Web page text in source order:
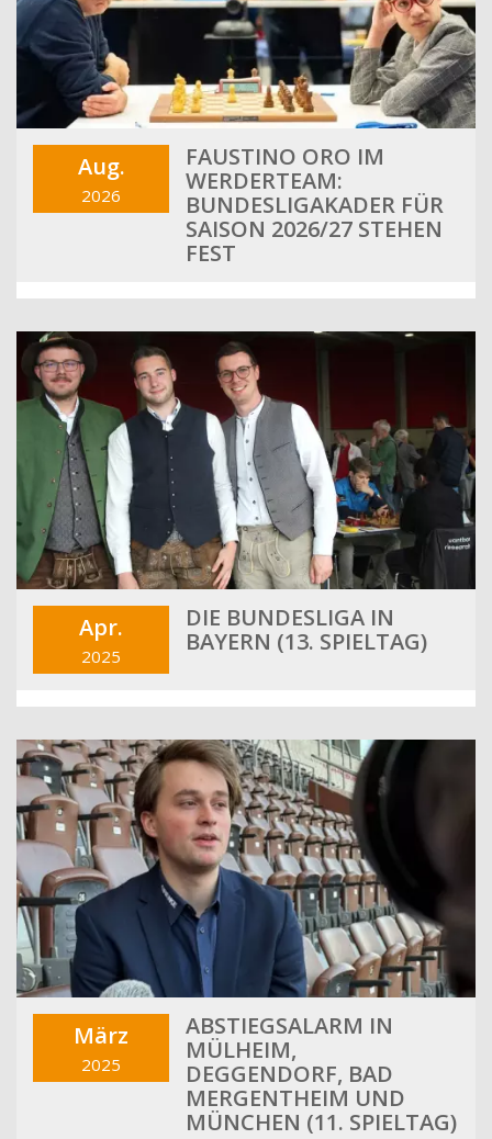
Aug.
2026
FAUSTINO ORO IM
WERDERTEAM:
BUNDESLIGAKADER FÜR
SAISON 2026/27 STEHEN
FEST
Apr.
2025
DIE BUNDESLIGA IN
BAYERN (13. SPIELTAG)
März
2025
ABSTIEGSALARM IN
MÜLHEIM,
DEGGENDORF, BAD
MERGENTHEIM UND
MÜNCHEN (11. SPIELTAG)